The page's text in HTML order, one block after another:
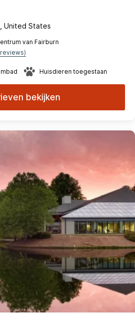
United States
van Fairburn
Huisdieren toegestaan
bekijken